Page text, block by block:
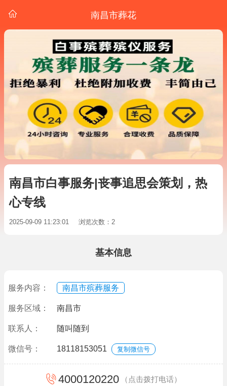
南昌市葬花
南昌市白事服务|丧事追思会策划，热
心专线
2025-09-09 11:23:01 浏览次数：2
基本信息
服务内容： 南昌市殡葬服务
服务区域： 南昌市
联系人： 随叫随到
微信号： 18118153051 复制微信号
4000120220 （点击拨打电话）